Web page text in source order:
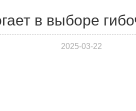
в выборе
2025-03-22